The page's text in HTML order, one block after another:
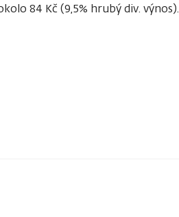
84 Kč (9,5% hrubý div. výnos).